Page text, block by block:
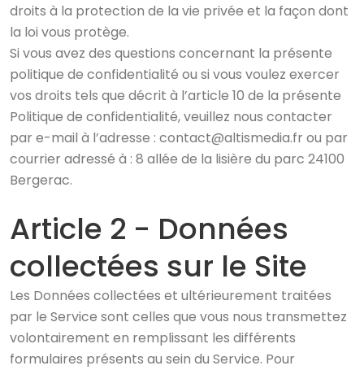
droits à la protection de la vie privée et la façon dont
la loi vous protège.
Si vous avez des questions concernant la présente
politique de confidentialité ou si vous voulez exercer
vos droits tels que décrit à l’article 10 de la présente
Politique de confidentialité, veuillez nous contacter
par e-mail à l’adresse : contact@altismedia.fr ou par
courrier adressé à : 8 allée de la lisière du parc 24100
Bergerac.
Article 2 - Données
collectées sur le Site
Les Données collectées et ultérieurement traitées
par le Service sont celles que vous nous transmettez
volontairement en remplissant les différents
formulaires présents au sein du Service. Pour